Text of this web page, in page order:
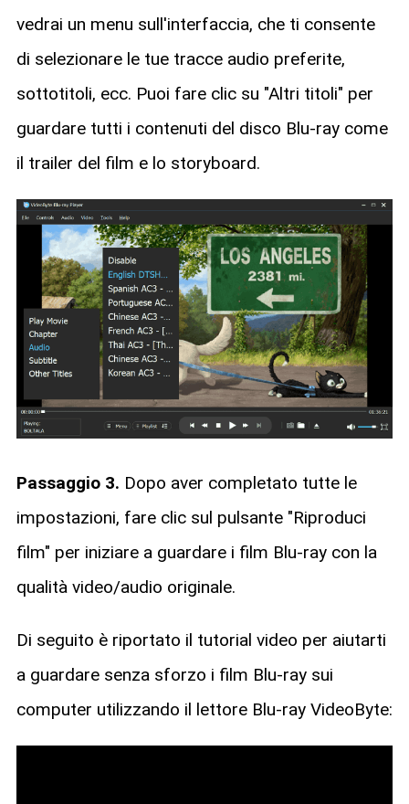
vedrai un menu sull'interfaccia, che ti consente
di selezionare le tue tracce audio preferite,
sottotitoli, ecc. Puoi fare clic su "Altri titoli" per
guardare tutti i contenuti del disco Blu-ray come
il trailer del film e lo storyboard.
Passaggio 3. Dopo aver completato tutte le
impostazioni, fare clic sul pulsante "Riproduci
film" per iniziare a guardare i film Blu-ray con la
qualità video/audio originale.
Di seguito è riportato il tutorial video per aiutarti
a guardare senza sforzo i film Blu-ray sui
computer utilizzando il lettore Blu-ray VideoByte: